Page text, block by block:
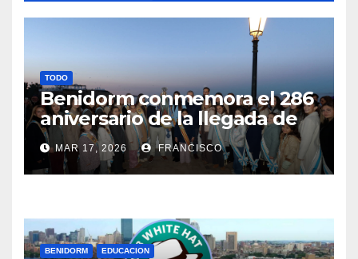
TODO
Benidorm conmemora el 286
aniversario de la llegada de
su patrona, la Virgen del
Sufragio
MAR 17, 2026 FRANCISCO
BENIDORM EDUCACION